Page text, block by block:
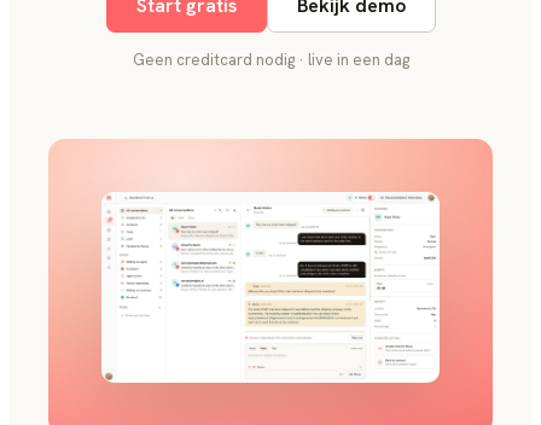
Start gratis Bekijk demo
Geen creditcard nodig · live in een dag